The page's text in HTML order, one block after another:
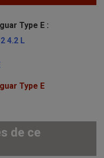
Type E :
4.2 L
Type E
de ce